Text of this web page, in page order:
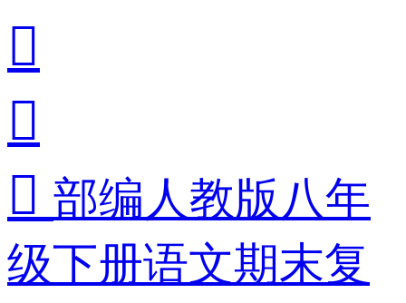


 部编人教版八年
级下册语文期末复